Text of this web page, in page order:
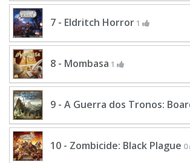
7 - Eldritch Horror 1
8 - Mombasa 1
9 - A Guerra dos Tronos:
10 - Zombicide: Black Plague 0